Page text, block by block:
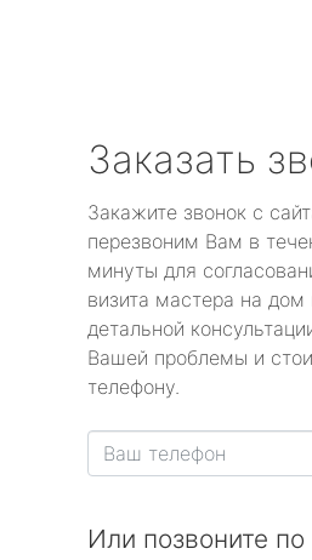
Заказать
Закажите звонок с
перезвоним Вам в
минуты для
визита мастера на дом
детальной
Вашей проблемы и
телефону.
Или позвоните